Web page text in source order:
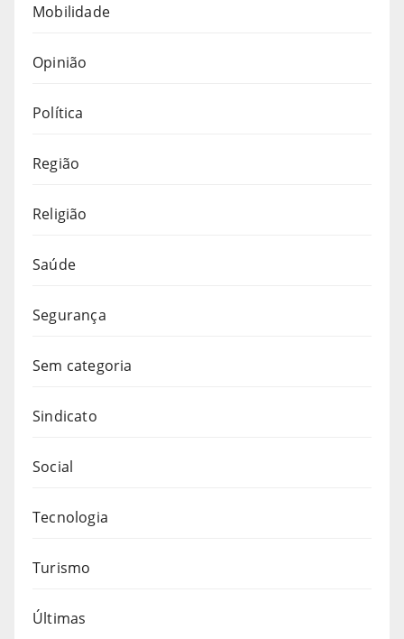
Mobilidade
Opinião
Política
Região
Religião
Saúde
Segurança
Sem categoria
Sindicato
Social
Tecnologia
Turismo
Últimas